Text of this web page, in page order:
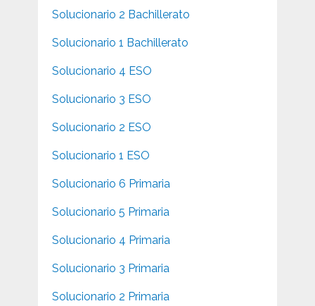
Solucionario 2 Bachillerato
Solucionario 1 Bachillerato
Solucionario 4 ESO
Solucionario 3 ESO
Solucionario 2 ESO
Solucionario 1 ESO
Solucionario 6 Primaria
Solucionario 5 Primaria
Solucionario 4 Primaria
Solucionario 3 Primaria
Solucionario 2 Primaria